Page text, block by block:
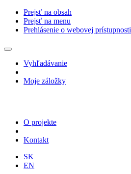
Prejsť na obsah
Prejsť na menu
Prehlásenie o webovej prístupnosti
Vyhľadávanie
Moje záložky
O projekte
Kontakt
SK
EN